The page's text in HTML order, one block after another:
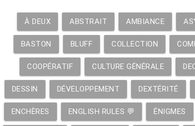
À DEUX ABSTRAIT AMBIANCE
BASTON BLUFF COLLECTION
COOPÉRATIF CULTURE GÉNÉRALE
DESSIN DÉVELOPPEMENT DEXTÉRITÉ
ENCHÈRES ENGLISH RULES 💬 ÉNIGMES